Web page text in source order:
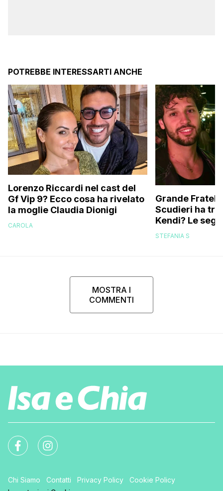
POTREBBE INTERESSARTI ANCHE
Lorenzo Riccardi nel cast del
Gf Vip 9? Ecco cosa ha rivelato
la moglie Claudia Dionigi
CAROLA
Grande
Scudieri ha
Kendi? Le
replica dell’ex
STEFANIA S
MOSTRA I
COMMENTI
Chi Siamo Contatti Privacy Policy
Cookie Policy